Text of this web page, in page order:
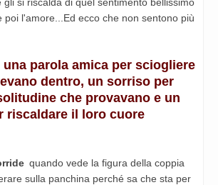
poi l'amore...Ed ecco che non sentono più
parola amica per sciogliere
dentro, un sorriso per
che provavano e un
riscaldare il loro cuore
quando vede la figura della coppia
sulla panchina perché sa che sta per